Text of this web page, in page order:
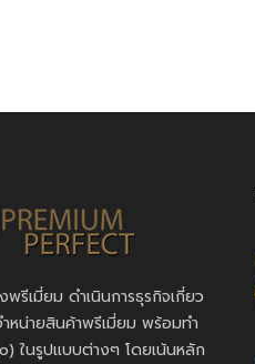
พรีเมี่ยม ดำเนินการธุรกิจเกี่ยว
หน่ายสินค้าพรีเมี่ยม พร้อมทำ
ในรูปแบบต่างๆ โดยเน้นหลัก